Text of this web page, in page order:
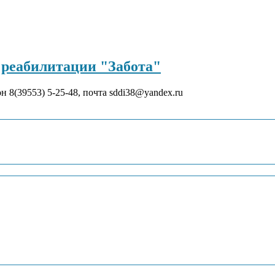
"Забота"
8(39553) 5-25-48, почта sddi38@yandex.ru